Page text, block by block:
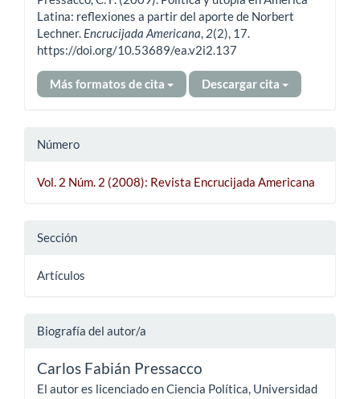
artículo
Latina: reflexiones a partir del aporte de Norbert
Lechner. Encrucijada Americana, 2(2), 17.
https://doi.org/10.53689/ea.v2i2.137
Más formatos de cita Descargar cita
Número
Vol. 2 Núm. 2 (2008): Revista Encrucijada Americana
Sección
Artículos
Biografía del autor/a
Carlos Fabián Pressacco
El autor es licenciado en Ciencia Política, Universidad